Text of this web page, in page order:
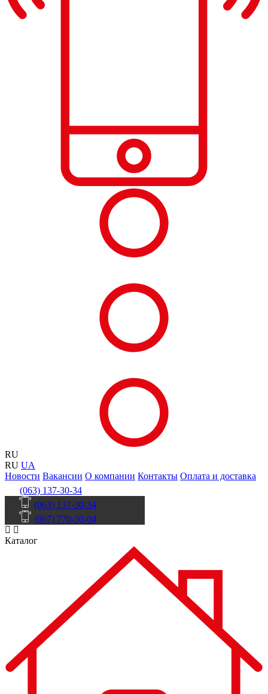
RU
RU UA
Новости Вакансии О компании Контакты Оплата и доставка
(063) 137-30-34
(063) 137-30-34
(067) 770-50-04
Каталог